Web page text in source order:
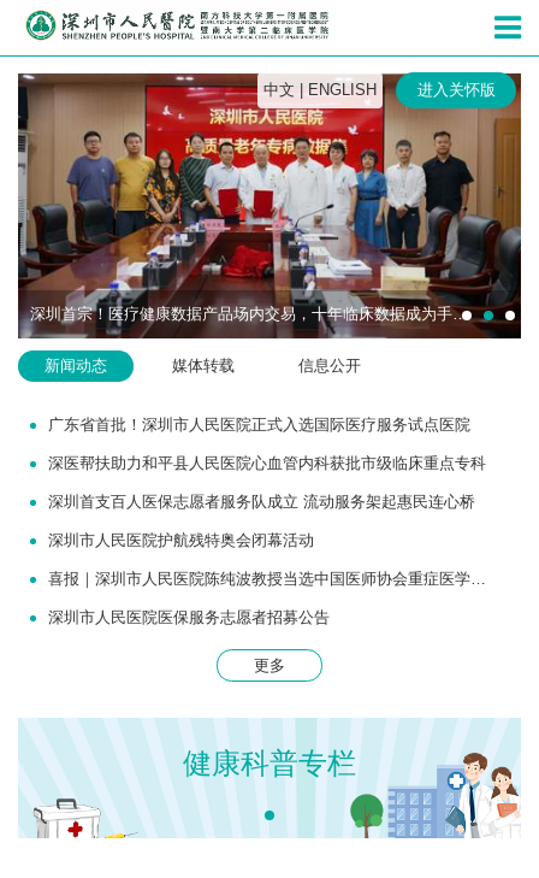
深圳市人民
中文 ENGLISH 进入关怀版
深圳首宗！医疗健康数据产品场内交易，十年临床数据成为手术机器人研发“燃料”
新闻动态 媒体转载 信息公开
广东省首批！深圳市人民医院正式入选国际医疗服务试点医院
深医帮扶助力和平县人民医院心血管内科获批市级临床重点专科
深圳首支百人医保志愿者服务队成立 流动服务架起惠民连心桥
深圳市人民医院护航残特奥会闭幕活动
喜报｜深圳市人民医院陈纯波教授当选中国医师协会重症医学医师分会常务委员
深圳市人民医院医保服务志愿者招募公告
更多
健康科普专栏